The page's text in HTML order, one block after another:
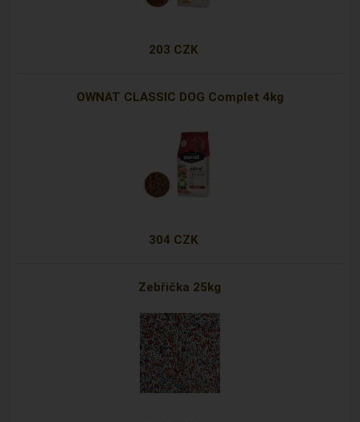
203 CZK
OWNAT CLASSIC DOG Complet 4kg
304 CZK
Zebřička 25kg